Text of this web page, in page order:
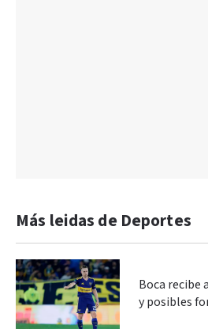
Más leidas de Deportes
Boca recibe
y posibles